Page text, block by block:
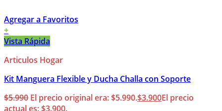
Agregar a Favoritos
+
Vista Rápida
Articulos Hogar
Kit Manguera Flexible y Ducha Challa con Soporte
$5.990 El precio original era: $5.990.$3.900El precio
actual es: $3.900.